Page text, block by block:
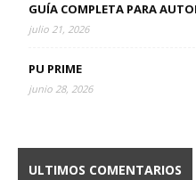
GUÍA COMPLETA PARA
julio 21, 2026
PU PRIME
junio 28, 2026
ULTIMOS COMENTARIOS